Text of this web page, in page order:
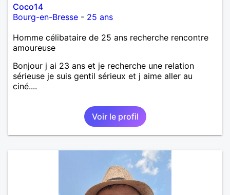
Coco14
Bourg-en-Bresse - 25 ans
Homme célibataire de 25 ans recherche rencontre
amoureuse
Bonjour j ai 23 ans et je recherche une relation
sérieuse je suis gentil sérieux et j aime aller au
ciné....
Voir le profil